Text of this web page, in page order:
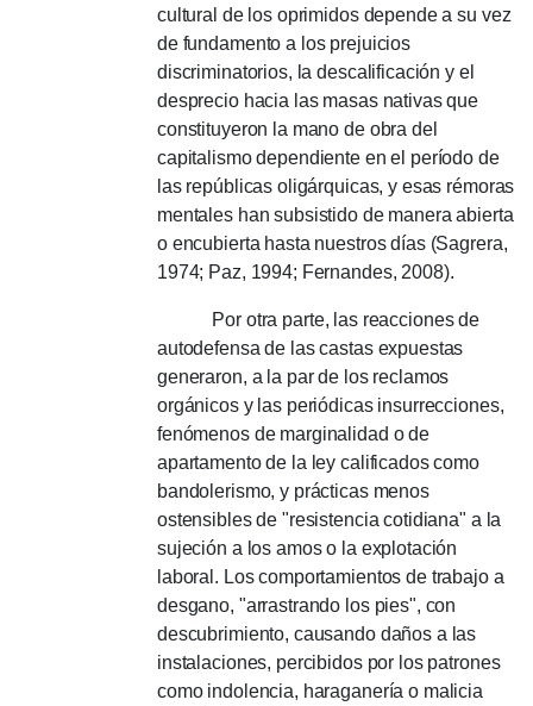
cultural de los oprimidos depende a su vez
de fundamento a los prejuicios
discriminatorios, la descalificación y el
desprecio hacia las masas nativas que
constituyeron la mano de obra del
capitalismo dependiente en el período de
las repúblicas oligárquicas, y esas rémoras
mentales han subsistido de manera abierta
o encubierta hasta nuestros días (Sagrera,
1974; Paz, 1994; Fernandes, 2008).
Por otra parte, las reacciones de
autodefensa de las castas expuestas
generaron, a la par de los reclamos
orgánicos y las periódicas insurrecciones,
fenómenos de marginalidad o de
apartamento de la ley calificados como
bandolerismo, y prácticas menos
ostensibles de "resistencia cotidiana" a la
sujeción a los amos o la explotación
laboral. Los comportamientos de trabajo a
desgano, "arrastrando los pies", con
descubrimiento, causando daños a las
instalaciones, percibidos por los patrones
como indolencia, haraganería o malicia